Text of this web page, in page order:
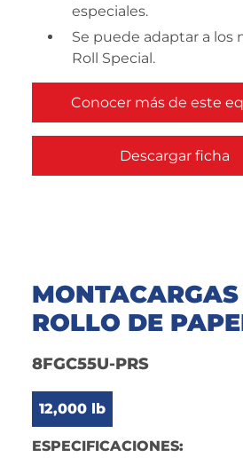
especiales.
Se puede adaptar a los
Roll Special.
Conocer más de este
Descargar ficha
ROLLO DE
8FGC55U-PRS
12,000 lb
ESPECIFICACIONES: